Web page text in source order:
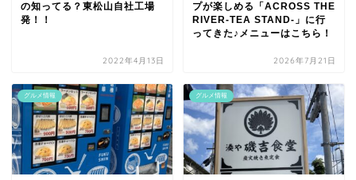
の知ってる？東松山自社工場
発！！
2022年4月13日
プが楽しめる「ACROSS THE
RIVER-TEA STAND-」に行
ってきた♪メニューはこちら！
2026年7月21日
グルメ情報 グルメ情報